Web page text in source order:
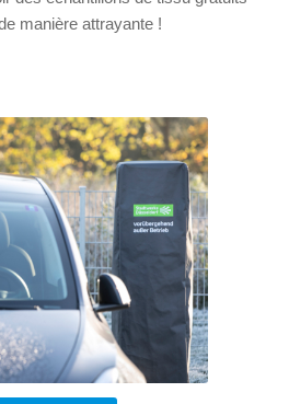
manière attrayante !